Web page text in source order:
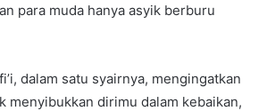
para muda hanya asyik berburu
dalam satu syairnya, mengingatkan
menyibukkan dirimu dalam kebaikan,